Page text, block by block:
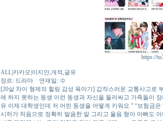
https://
ALL|카카오|이지안,개적,글유
장르: 드라마 연재일: 수
[20살 차이 형제의 힐링 감성 육아기] 갑작스러운 교통사고로
에 하지 못하는 동생 이런 동생과 자신을 둘러싸고 가족들이
유 이제 대학생인데 저 어린 동생을 어떻게 키워요 ” “보험금
시하가 처음으로 정확히 발음한 말 그리고 울음 형아 아빠도